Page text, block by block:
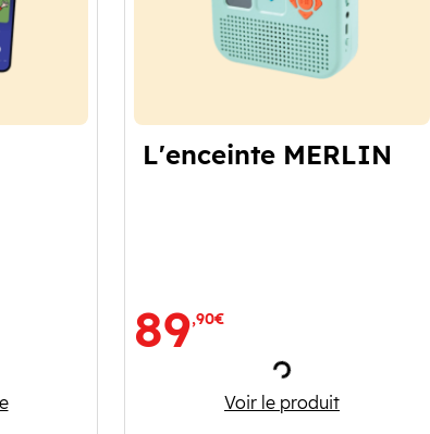
plateforme des enfants
L'enceinte MERLIN
89,90€
Chargement
Voir le produitL'enceinte MERLIN